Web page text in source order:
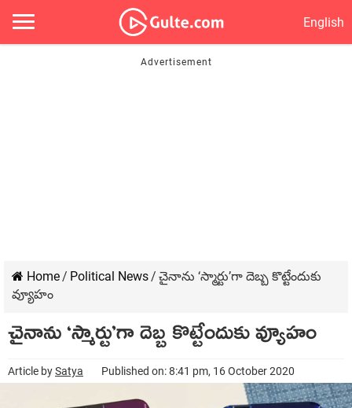
English
Home/ Political News/ చైనాను ‘స్మార్టు’గా దెబ్బ కొట్టేందుకు
వ్యూహం
చైనాను ‘స్మార్టు’గా దెబ్బ కొట్టేందుకు వ్యూహం
Article bySatya Published on: 8:41 pm, 16 October 2020